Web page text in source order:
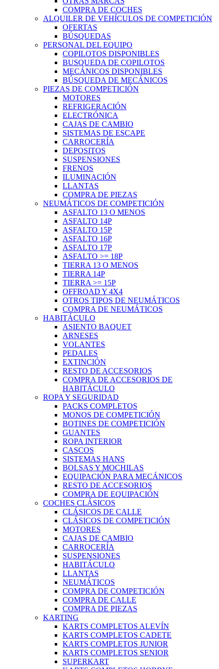
COMPRA DE COCHES
ALQUILER DE VEHÍCULOS DE COMPETICIÓN
OFERTAS
BÚSQUEDAS
PERSONAL DEL EQUIPO
COPILOTOS DISPONIBLES
BUSQUEDA DE COPILOTOS
MECÁNICOS DISPONIBLES
BÚSQUEDA DE MECÁNICOS
PIEZAS DE COMPETICIÓN
MOTORES
REFRIGERACIÓN
ELECTRÓNICA
CAJAS DE CAMBIO
SISTEMAS DE ESCAPE
CARROCERÍA
DEPOSITOS
SUSPENSIONES
FRENOS
ILUMINACIÓN
LLANTAS
COMPRA DE PIEZAS
NEUMÁTICOS DE COMPETICIÓN
ASFALTO 13 O MENOS
ASFALTO 14P
ASFALTO 15P
ASFALTO 16P
ASFALTO 17P
ASFALTO >= 18P
TIERRA 13 O MENOS
TIERRA 14P
TIERRA >= 15P
OFFROAD Y 4X4
OTROS TIPOS DE NEUMÁTICOS
COMPRA DE NEUMÁTICOS
HABITÁCULO
ASIENTO BAQUET
ARNESES
VOLANTES
PEDALES
EXTINCIÓN
RESTO DE ACCESORIOS
COMPRA DE ACCESORIOS DE
HABITÁCULO
ROPA Y SEGURIDAD
PACKS COMPLETOS
MONOS DE COMPETICIÓN
BOTINES DE COMPETICIÓN
GUANTES
ROPA INTERIOR
CASCOS
SISTEMAS HANS
BOLSAS Y MOCHILAS
EQUIPACIÓN PARA MECÁNICOS
RESTO DE ACCESORIOS
COMPRA DE EQUIPACIÓN
COCHES CLÁSICOS
CLÁSICOS DE CALLE
CLÁSICOS DE COMPETICIÓN
MOTORES
CAJAS DE CAMBIO
CARROCERÍA
SUSPENSIONES
HABITÁCULO
LLANTAS
NEUMÁTICOS
COMPRA DE COMPETICIÓN
COMPRA DE CALLE
COMPRA DE PIEZAS
KARTING
KARTS COMPLETOS ALEVÍN
KARTS COMPLETOS CADETE
KARTS COMPLETOS JUNIOR
KARTS COMPLETOS SENIOR
SUPERKART